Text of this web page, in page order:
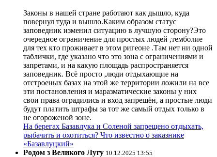
Законы в нашей стране работают как дышло, куда
повернул туда и вышло.Каким образом статус
заповедник изменил ситуацию в лучшую сторону?Это
очередное ограничение для простых людей ,темболие
для тех кто проживает в этом ригеоне .Там нет ни одной
таблички, где указано что это зона с ограничениями и
запретами, и на какую площадь распространяется
заповедник. Всё просто ,люди отдыхающие на
отстроеных базах на этой же территории ложили на все
эти постановления и маразматические законы у них
свои права оградились и вход запрещён, а простые люди
будут платить штрафы за тот же самый отдых только в
не огороженой зоне.
На берегах Базавлука и Соленой запрещено отдыхать,
рыбачить и охотиться? Что известно о заказнике
«Базавлуцкий»
Родом з Великого Лугу 10.12.2025 13:55